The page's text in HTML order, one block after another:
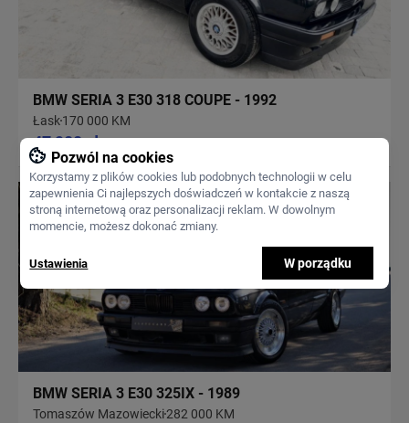
BMW SERIA 3 E30 318 COUPE - 1992
Łask170 000 KM
47 900 zł
BMW SERIA 3 E30 325IX - 1989
Tomaszów Mazowiecki282 000 KM
Pozwól na cookies
Korzystamy z plików cookies lub podobnych technologii w celu
zapewnienia Ci najlepszych doświadczeń w kontakcie z naszą
stroną internetową oraz personalizacji reklam. W dowolnym
momencie, możesz dokonać zmiany.
Ustawienia W porządku